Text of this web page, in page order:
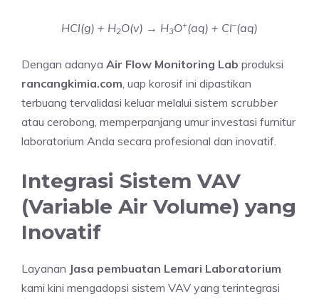
HCl(g) + H2O(v) → H3O+(aq) + Cl–(aq)
Dengan adanya Air Flow Monitoring Lab produksi
rancangkimia.com, uap korosif ini dipastikan
terbuang tervalidasi keluar melalui sistem scrubber
atau cerobong, memperpanjang umur investasi furnitur
laboratorium Anda secara profesional dan inovatif.
Integrasi Sistem VAV
(Variable Air Volume) yang
Inovatif
Layanan Jasa pembuatan Lemari Laboratorium
kami kini mengadopsi sistem VAV yang terintegrasi